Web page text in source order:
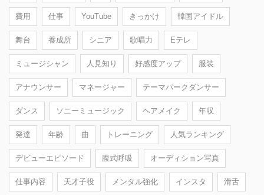
費用 仕事 YouTube きっかけ 韓国アイドル
舞台 養成所 シニア 歌唱力 Eテレ
ミュージシャン 人見知り 好感度アップ 服装
アナウンサー マネージャー テーマパークダンサー
ダンス ソニーミュージック ヘアメイク 年収
発達 年齢 曲 トレーニング 人気ランキング
デビューエピソード 腹式呼吸 オーディション写真
仕事内容 天才子役 メンタル強化 インスタ 滑舌